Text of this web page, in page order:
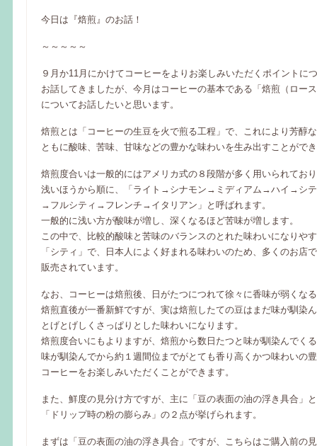
今日は『焙煎』のお話！
～～～～～
９月か11月にかけてコーヒーをよりお楽しみいただくポイントに
お話してきましたが、今月はコーヒーの基本である「焙煎（ロー
についてお話したいと思います。
焙煎とは「コーヒーの生豆を火で煎る工程」で、これにより芳醇
ともに酸味、苦味、甘味などの豊かな味わいを生み出すことがで
焙煎度合いは一般的にはアメリカ式の８段階が多く用いられてお
浅いほうから順に、「ライト→シナモン→ミディアム→ハイ→シ
→フルシティ→フレンチ→イタリアン」と呼ばれます。
一般的に浅い方が酸味が増し、深くなるほど苦味が増します。
この中で、比較的酸味と苦味のバランスのとれた味わいになりや
「シティ」で、日本人によく好まれる味わいのため、多くのお店
販売されています。
なお、コーヒーは焙煎後、日がたつにつれて徐々に香味が弱くな
焙煎直後が一番新鮮ですが、実は焙煎したての豆はまだ味が馴染
とげとげしくさっぱりとした味わいになります。
焙煎度合いにもよりますが、焙煎から数日たつと味が馴染んでく
味が馴染んでから約１週間位までがとても香り高くかつ味わいの
コーヒーをお楽しみいただくことができます。
また、鮮度の見分け方ですが、主に「豆の表面の油の浮き具合」と
「ドリップ時の粉の膨らみ」の２点が挙げられます。
まずは「豆の表面の油の浮き具合」ですが、こちらはご購入前の